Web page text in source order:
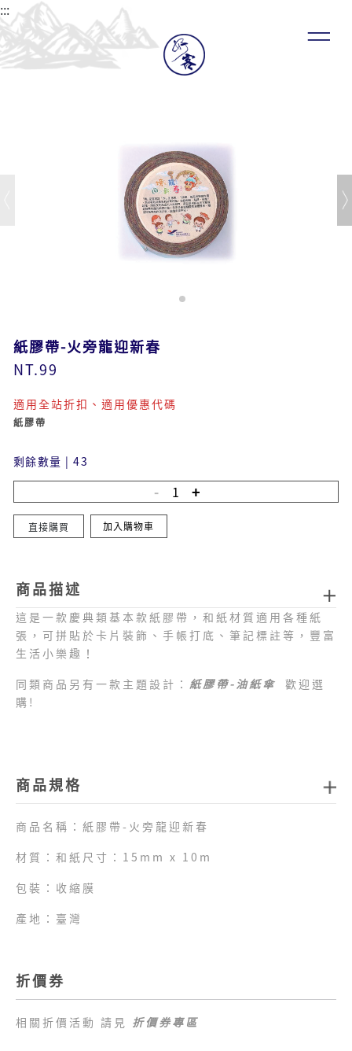
:::
紙膠帶-火旁龍迎新春
NT.99
適用全站折扣、適用優惠代碼
紙膠帶
剩餘數量 | 43
直接購買 加入購物車
商品描述
這是一款慶典類基本款紙膠帶，和紙材質適用各種紙
張，可拼貼於卡片裝飾、手帳打底、筆記標註等，豐富
生活小樂趣！
同類商品另有一款主題設計： 紙膠帶-油紙傘 歡迎選
購!
商品規格
商品名稱：紙膠帶-火旁龍迎新春
材質：和紙尺寸：15mm x 10m
包裝：收縮膜
產地：臺灣
折價券
相關折價活動 請見 折價券專區